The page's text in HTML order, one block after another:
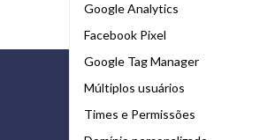
Google Analytics
Facebook Pixel
Google Tag Manager
Múltiplos usuários
Times e Permissões